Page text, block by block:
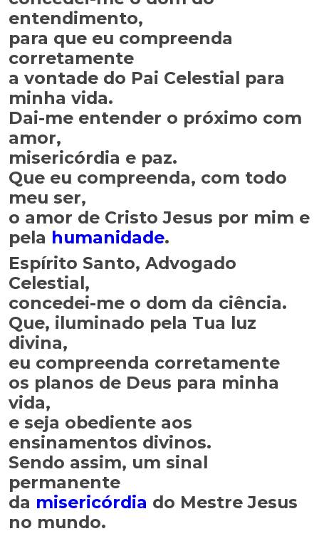
entendimento,
para que eu compreenda
corretamente
a vontade do Pai Celestial para
minha vida.
Dai-me entender o próximo com
amor,
misericórdia e paz.
Que eu compreenda, com todo
meu ser,
o amor de Cristo Jesus por mim e
pela humanidade.
Espírito Santo, Advogado
Celestial,
concedei-me o dom da ciência.
Que, iluminado pela Tua luz
divina,
eu compreenda corretamente
os planos de Deus para minha
vida,
e seja obediente aos
ensinamentos divinos.
Sendo assim, um sinal
permanente
da misericórdia do Mestre Jesus
no mundo.